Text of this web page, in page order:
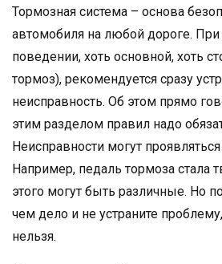
Тормозная система – основа
автомобиля на любой дороге.
поведении, хоть основной, хоть
тормоз), рекомендуется сразу
неисправность. Об этом прямо
этим разделом правил надо
Неисправности могут
Например, педаль тормоза стала
этого могут быть различные. Но
чем дело и не устраните
нельзя.